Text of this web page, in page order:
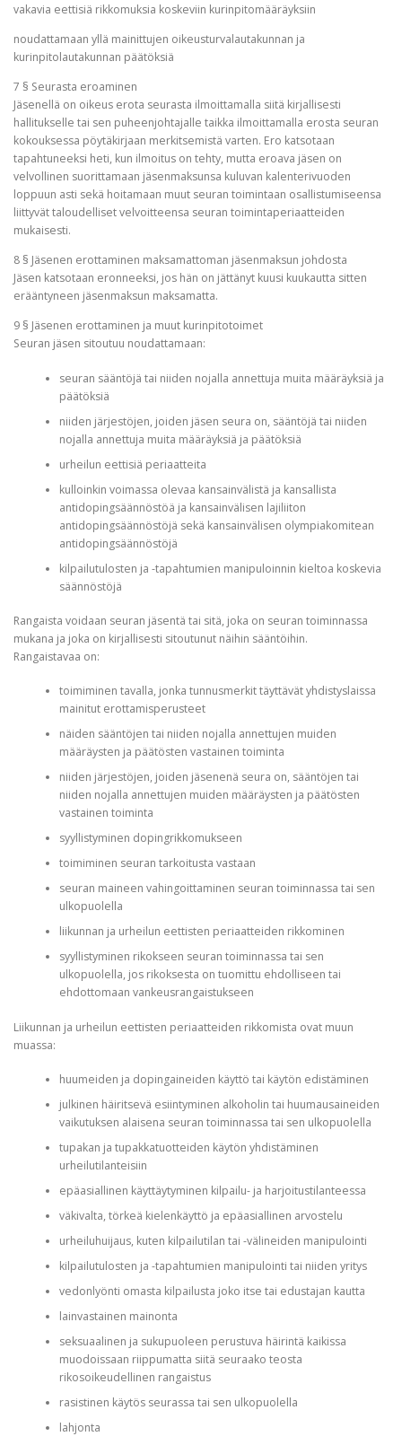
vakavia eettisiä rikkomuksia koskeviin kurinpitomääräyksiin
noudattamaan yllä mainittujen oikeusturvalautakunnan ja
kurinpitolautakunnan päätöksiä
7 § Seurasta eroaminen
Jäsenellä on oikeus erota seurasta ilmoittamalla siitä kirjallisesti
hallitukselle tai sen puheenjohtajalle taikka ilmoittamalla erosta seuran
kokouksessa pöytäkirjaan merkitsemistä varten. Ero katsotaan
tapahtuneeksi heti, kun ilmoitus on tehty, mutta eroava jäsen on
velvollinen suorittamaan jäsenmaksunsa kuluvan kalenterivuoden
loppuun asti sekä hoitamaan muut seuran toimintaan osallistumiseensa
liittyvät taloudelliset velvoitteensa seuran toimintaperiaatteiden
mukaisesti.
8 § Jäsenen erottaminen maksamattoman jäsenmaksun johdosta
Jäsen katsotaan eronneeksi, jos hän on jättänyt kuusi kuukautta sitten
erääntyneen jäsenmaksun maksamatta.
9 § Jäsenen erottaminen ja muut kurinpitotoimet
Seuran jäsen sitoutuu noudattamaan:
seuran sääntöjä tai niiden nojalla annettuja muita määräyksiä ja
päätöksiä
niiden järjestöjen, joiden jäsen seura on, sääntöjä tai niiden
nojalla annettuja muita määräyksiä ja päätöksiä
urheilun eettisiä periaatteita
kulloinkin voimassa olevaa kansainvälistä ja kansallista
antidopingsäännöstöä ja kansainvälisen lajiliiton
antidopingsäännöstöjä sekä kansainvälisen olympiakomitean
antidopingsäännöstöjä
kilpailutulosten ja -tapahtumien manipuloinnin kieltoa koskevia
säännöstöjä
Rangaista voidaan seuran jäsentä tai sitä, joka on seuran toiminnassa
mukana ja joka on kirjallisesti sitoutunut näihin sääntöihin.
Rangaistavaa on:
toimiminen tavalla, jonka tunnusmerkit täyttävät yhdistyslaissa
mainitut erottamisperusteet
näiden sääntöjen tai niiden nojalla annettujen muiden
määräysten ja päätösten vastainen toiminta
niiden järjestöjen, joiden jäsenenä seura on, sääntöjen tai
niiden nojalla annettujen muiden määräysten ja päätösten
vastainen toiminta
syyllistyminen dopingrikkomukseen
toimiminen seuran tarkoitusta vastaan
seuran maineen vahingoittaminen seuran toiminnassa tai sen
ulkopuolella
liikunnan ja urheilun eettisten periaatteiden rikkominen
syyllistyminen rikokseen seuran toiminnassa tai sen
ulkopuolella, jos rikoksesta on tuomittu ehdolliseen tai
ehdottomaan vankeusrangaistukseen
Liikunnan ja urheilun eettisten periaatteiden rikkomista ovat muun
muassa:
huumeiden ja dopingaineiden käyttö tai käytön edistäminen
julkinen häiritsevä esiintyminen alkoholin tai huumausaineiden
vaikutuksen alaisena seuran toiminnassa tai sen ulkopuolella
tupakan ja tupakkatuotteiden käytön yhdistäminen
urheilutilanteisiin
epäasiallinen käyttäytyminen kilpailu- ja harjoitustilanteessa
väkivalta, törkeä kielenkäyttö ja epäasiallinen arvostelu
urheiluhuijaus, kuten kilpailutilan tai -välineiden manipulointi
kilpailutulosten ja -tapahtumien manipulointi tai niiden yritys
vedonlyönti omasta kilpailusta joko itse tai edustajan kautta
lainvastainen mainonta
seksuaalinen ja sukupuoleen perustuva häirintä kaikissa
muodoissaan riippumatta siitä seuraako teosta
rikosoikeudellinen rangaistus
rasistinen käytös seurassa tai sen ulkopuolella
lahjonta